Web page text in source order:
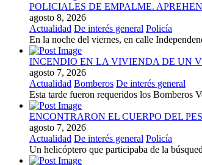
POLICIALES DE EMPALME.
agosto 8, 2026
Actualidad De interés general Policía
En la noche del viernes, en calle
INCENDIO EN LA VIVIENDA DE UN
agosto 7, 2026
Actualidad Bomberos De interés general
Esta tarde fueron requeridos los Bomberos
ENCONTRARON EL CUERPO DEL
agosto 7, 2026
Actualidad De interés general Policía
Un helicóptero que participaba de la